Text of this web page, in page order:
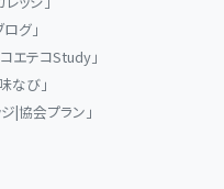
グ」
エテコStudy」
なび」
|協会プラン」